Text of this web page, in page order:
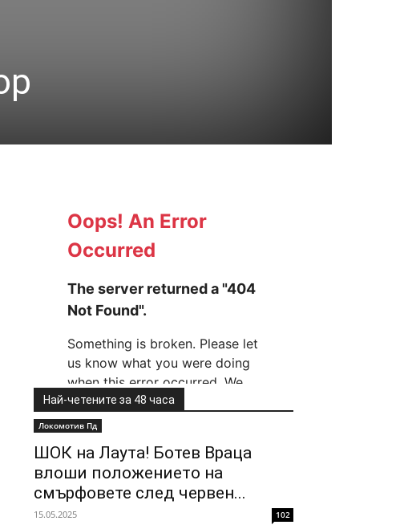
Най-четените за 48 часа
Локомотив Пд
ШОК на Лаута! Ботев Враца
влоши положението на
смърфовете след червен...
15.05.2025 102